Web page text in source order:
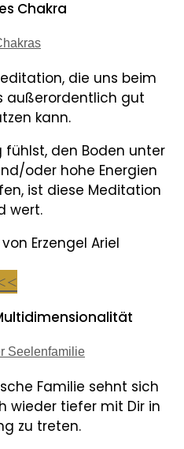
Chakra
die uns beim
außerordentlich gut
kann.
fühlst, den Boden unter
oder hohe Energien
ist diese Meditation
wert.
Erzengel Ariel
Familie sehnt sich
wieder tiefer mit Dir in
zu treten.